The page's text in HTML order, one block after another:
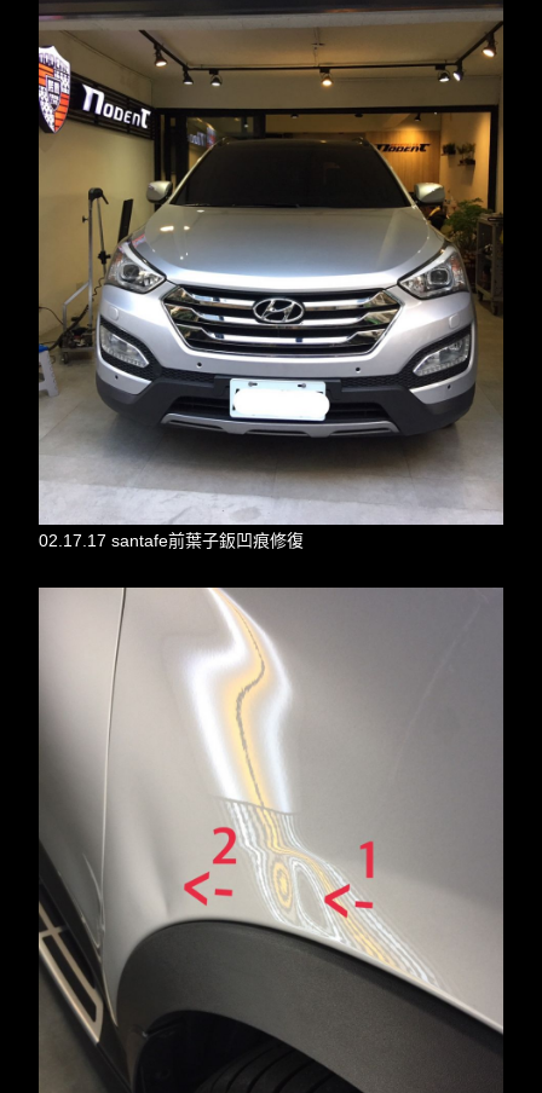
02.17.17 santafe前葉子鈑凹痕修復